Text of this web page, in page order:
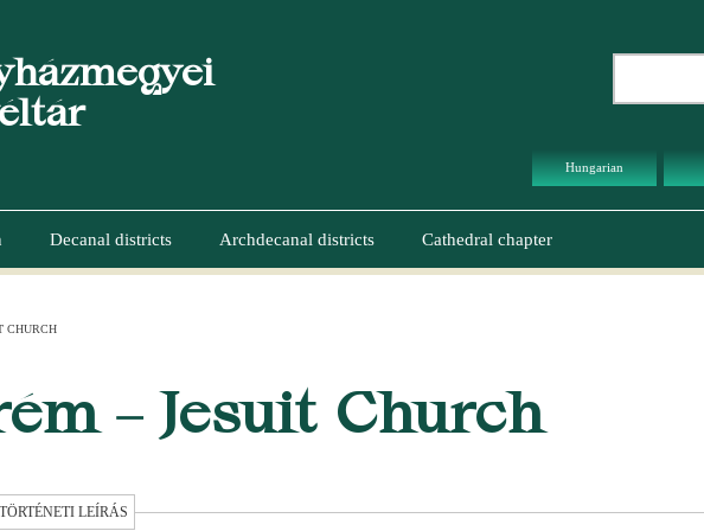
Hungarian
Decanal districts Archdecanal districts Cathedral chapter
CHURCH
– Jesuit Church
TÖRTÉNETI LEÍRÁS